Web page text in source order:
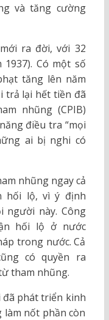
và tăng cường
ra đời, với 32
Có một số
tăng lên năm
trả lại hết tiền đã
nhũng (CPIB)
điều tra “mọi
ai bị nghi có
nhũng ngay cả
hối lộ, vì ý định
người này. Công
hối lộ ở nước
trong nước. Cả
có quyền ra
tham nhũng.
đã phát triển kinh
làm nốt phần còn